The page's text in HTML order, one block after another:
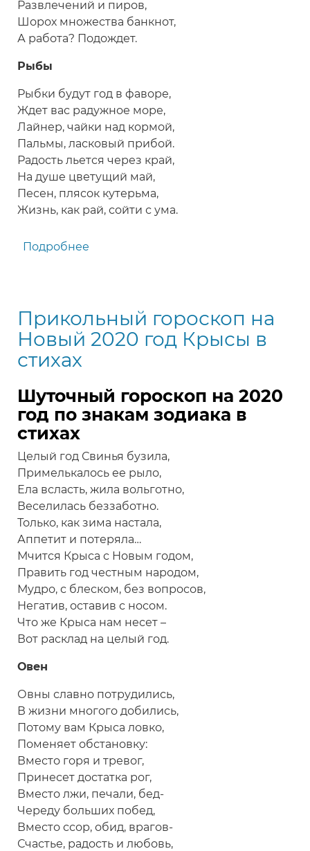
Развлечений и пиров,
Шорох множества банкнот,
А работа? Подождет.
Рыбы
Рыбки будут год в фаворе,
Ждет вас радужное море,
Лайнер, чайки над кормой,
Пальмы, ласковый прибой.
Радость льется через край,
На душе цветущий май,
Песен, плясок кутерьма,
Жизнь, как рай, сойти с ума.
Подробнее
женщин
на
Новый
Крысы
в
Прикольный гороскоп на
Новый 2020 год Крысы в
стихах
Шуточный гороскоп на 2020
год по знакам зодиака в
стихах
Целый год Свинья бузила,
Примелькалось ее рыло,
Ела всласть, жила вольготно,
Веселилась беззаботно.
Только, как зима настала,
Аппетит и потеряла…
Мчится Крыса с Новым годом,
Править год честным народом,
Мудро, с блеском, без вопросов,
Негатив, оставив с носом.
Что же Крыса нам несет –
Вот расклад на целый год.
Овен
Овны славно потрудились,
В жизни многого добились,
Потому вам Крыса ловко,
Поменяет обстановку:
Вместо горя и тревог,
Принесет достатка рог,
Вместо лжи, печали, бед-
Череду больших побед,
Вместо ссор, обид, врагов-
Счастье, радость и любовь,